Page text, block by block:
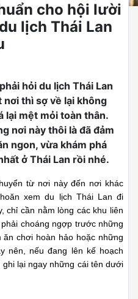
cho hội lười
lịch Thái Lan
hỏi du lịch Thái Lan
nơi thì sợ về lại không
lại mệt mỏi toàn thân.
nơi này thôi là đã đảm
ngon, vừa khám phá
ở Thái Lan rồi nhé.
từ nơi này đến nơi khác
xem du lịch Thái Lan đi
chỉ cần nằm lòng các khu liên
choáng ngợp trước những
ăn chơi hoàn hảo hoặc những
nên, nếu đang lên kế hoạch
lại ngay những cái tên dưới